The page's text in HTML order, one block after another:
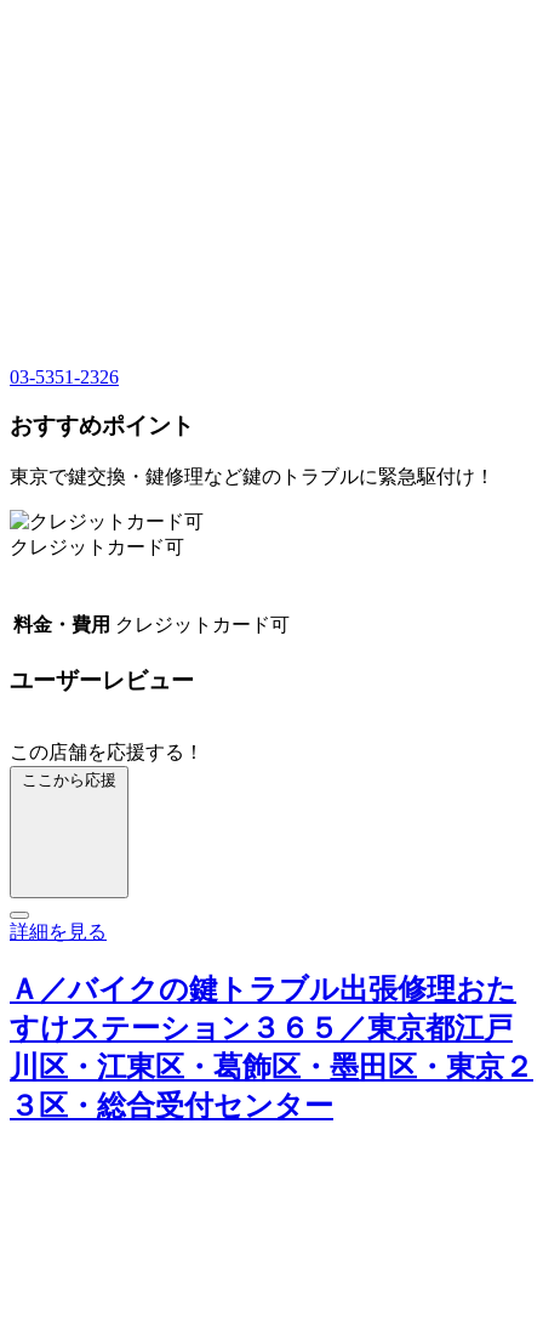
03-5351-2326
おすすめポイント
東京で鍵交換・鍵修理など鍵のトラブルに緊急駆付け！
クレジットカード可
料金・費用 クレジットカード可
ユーザーレビュー
この店舗を応援する！
ここから応援
詳細を見る
Ａ／バイクの鍵トラブル出張修理おた
すけステーション３６５／東京都江戸
川区・江東区・葛飾区・墨田区・東京２
３区・総合受付センター